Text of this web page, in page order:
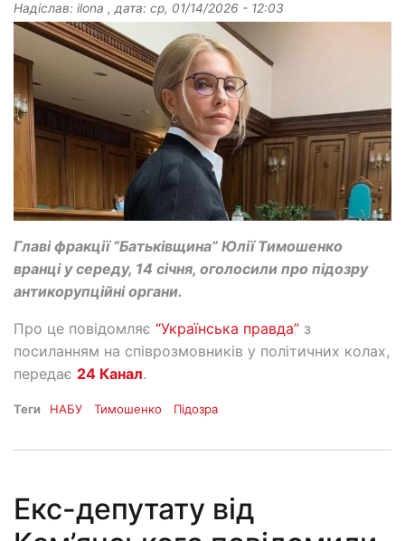
Надіслав: ilona , дата: ср, 01/14/2026 - 12:03
Главі фракції “Батьківщина” Юлії Тимошенко
вранці у середу, 14 січня, оголосили про підозру
антикорупційні органи.
Про це повідомляє “Українська правда” з
посиланням на співрозмовників у політичних колах,
передає 24 Канал.
Теги НАБУ Тимошенко Підозра
Екс-депутату від